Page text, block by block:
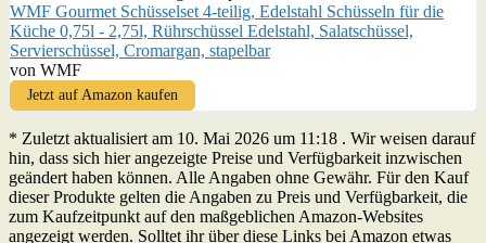
WMF Gourmet Schüsselset 4-teilig, Edelstahl Schüsseln für die
Küche 0,75l - 2,75l, Rührschüssel Edelstahl, Salatschüssel,
Servierschüssel, Cromargan, stapelbar
von WMF
Jetzt auf Amazon kaufen
* Zuletzt aktualisiert am 10. Mai 2026 um 11:18 . Wir weisen darauf
hin, dass sich hier angezeigte Preise und Verfügbarkeit inzwischen
geändert haben können. Alle Angaben ohne Gewähr. Für den Kauf
dieser Produkte gelten die Angaben zu Preis und Verfügbarkeit, die
zum Kaufzeitpunkt auf den maßgeblichen Amazon-Websites
angezeigt werden. Solltet ihr über diese Links bei Amazon etwas